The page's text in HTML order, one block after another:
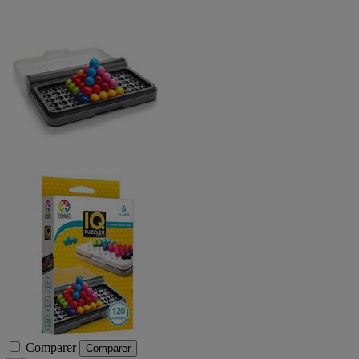
Comparer Comparer